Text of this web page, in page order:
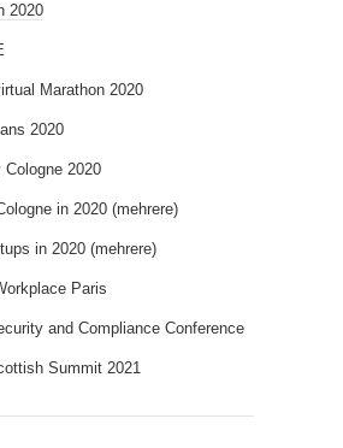
2020
Marathon 2020
2020
2020
in 2020 (mehrere)
in 2020 (mehrere)
Paris
and Compliance Conference
Summit 2021